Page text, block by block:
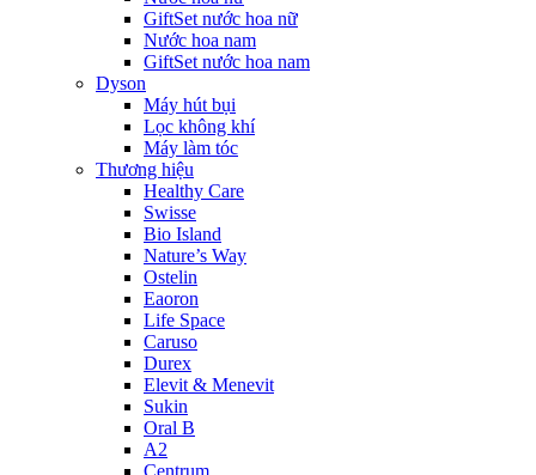
GiftSet nước hoa nữ
Nước hoa nam
GiftSet nước hoa nam
Dyson
Máy hút bụi
Lọc không khí
Máy làm tóc
Thương hiệu
Healthy Care
Swisse
Bio Island
Nature’s Way
Ostelin
Eaoron
Life Space
Caruso
Durex
Elevit & Menevit
Sukin
Oral B
A2